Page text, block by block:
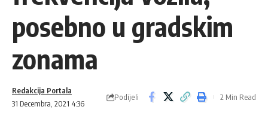
posebno u gradskim
zonama
31 Decembra, 2021 4:36
Redakcija Portala
Podijeli 2 Min Read